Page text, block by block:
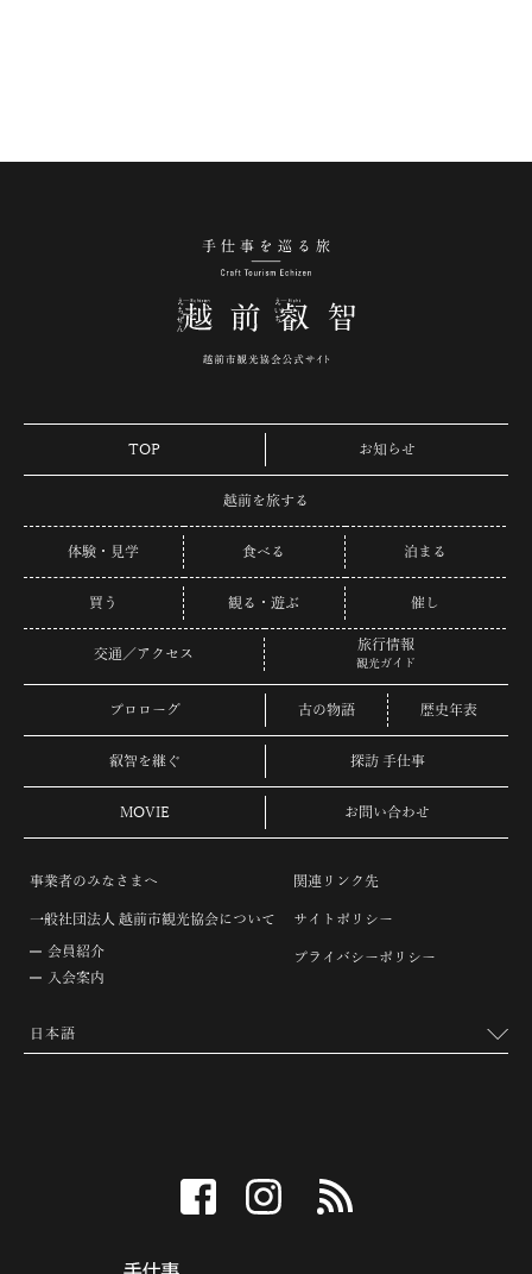
TOP お知らせ
越前を旅する
体験・見学 食べる 泊まる
買う 観る・遊ぶ 催し
交通／アクセス
旅行情報
観光ガイド
プロローグ 古の物語 歴史年表
叡智を継ぐ 探訪 手仕事
MOVIE お問い合わせ
事業者のみなさまへ
一般社団法人 越前市観光協会について
会員紹介
入会案内
関連リンク先
サイトポリシー
プライバシーポリシー
facebook instagram